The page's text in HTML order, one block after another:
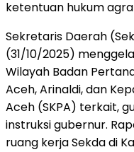
ketentuan hukum
Sekretaris Daerah
(31/10/2025)
Wilayah Badan
Aceh, Arinaldi, dan
Aceh (SKPA) terkait,
instruksi gubernur.
ruang kerja Sekda di